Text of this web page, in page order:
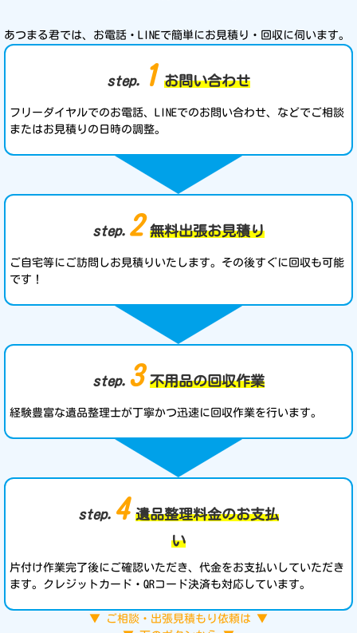
あつまる君では、お電話・LINEで簡単にお見積り・回収に伺います。
step. 1 お問い合わせ
フリーダイヤルでのお電話、LINEでのお問い合わせ、などでご相談
またはお見積りの日時の調整。
step. 2 無料出張お見積り
ご自宅等にご訪問しお見積りいたします。その後すぐに回収も可能
です！
step. 3 不用品の回収作業
経験豊富な遺品整理士が丁寧かつ迅速に回収作業を行います。
step. 4 遺品整理料金のお支払
い
片付け作業完了後にご確認いただき、代金をお支払いしていただき
ます。クレジットカード・QRコード決済も対応しています。
▼ ご相談・出張見積もり依頼は ▼